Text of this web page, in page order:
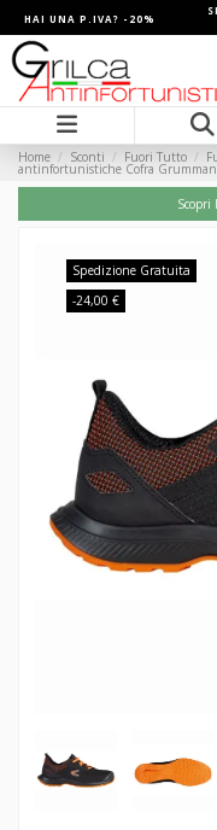
HAI UNA P.IVA? -20%
Home Sconti Fuori Tutto
antinfortunistiche Cofra
Scopri
Spedizione Gratuita
-24,00 €